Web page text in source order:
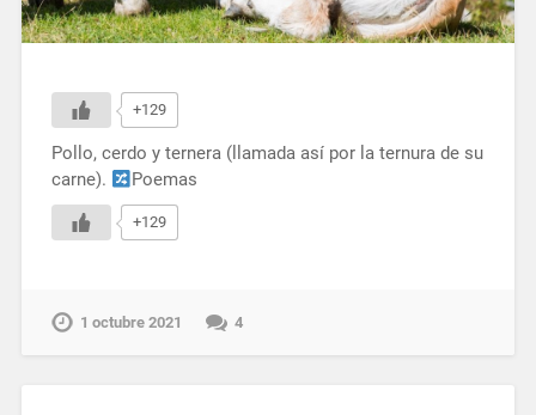
+129
Pollo, cerdo y ternera (llamada así por la ternura de su
carne).
Poemas
+129
1 octubre 2021 4